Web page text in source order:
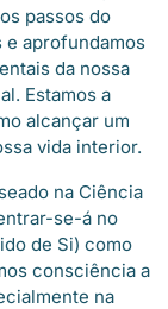
passos do
aprofundamos
da nossa
Estamos a
alcançar um
vida interior.
na Ciência
se-á no
de Si) como
consciência a
na